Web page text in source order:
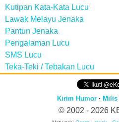
Kutipan Kata-Kata Lucu
Lawak Melayu Jenaka
Pantun Jenaka
Pengalaman Lucu
SMS Lucu
Teka-Teki / Tebakan Lucu
Kirim Humor· Milis
© 2002 - 2026